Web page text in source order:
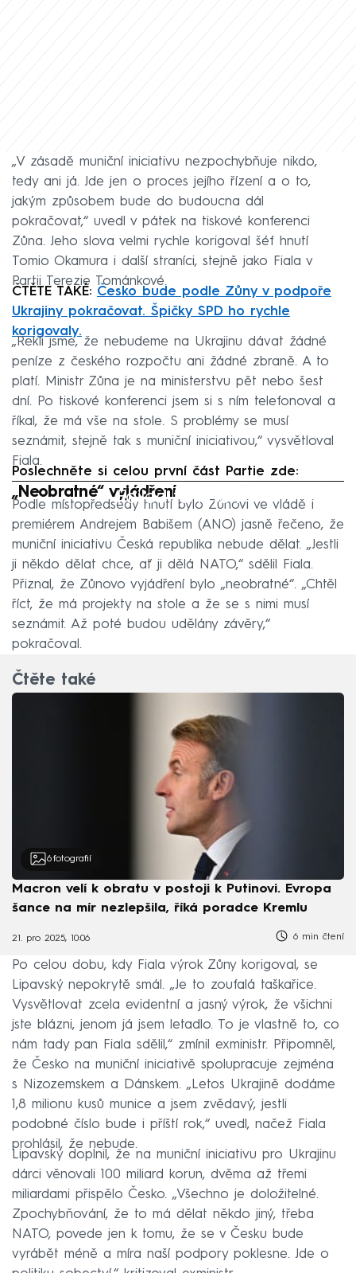
„V zásadě muniční iniciativu nezpochybňuje nikdo,
tedy ani já. Jde jen o proces jejího řízení a o to,
jakým způsobem bude do budoucna dál
pokračovat,“ uvedl v pátek na tiskové konferenci
Zůna. Jeho slova velmi rychle korigoval šéf hnutí
Tomio Okamura i další straníci, stejně jako Fiala v
Partii Terezie Tománkové.
ČTĚTE TAKÉ: Česko bude podle Zůny v podpoře
Ukrajiny pokračovat. Špičky SPD ho rychle
korigovaly.
„Řekli jsme, že nebudeme na Ukrajinu dávat žádné
peníze z českého rozpočtu ani žádné zbraně. A to
platí. Ministr Zůna je na ministerstvu pět nebo šest
dní. Po tiskové konferenci jsem si s ním telefonoval a
říkal, že má vše na stole. S problémy se musí
seznámit, stejně tak s muniční iniciativou,“ vysvětloval
Fiala.
Poslechněte si celou první část Partie zde:
Failed to fetch
„Neobratné“ vyjádření
Podle místopředsedy hnutí bylo Zůnovi ve vládě i
premiérem Andrejem Babišem (ANO) jasně řečeno, že
muniční iniciativu Česká republika nebude dělat. „Jestli
ji někdo dělat chce, ať ji dělá NATO,“ sdělil Fiala.
Přiznal, že Zůnovo vyjádření bylo „neobratné“. „Chtěl
říct, že má projekty na stole a že se s nimi musí
seznámit. Až poté budou udělány závěry,“
pokračoval.
Čtěte také
6 fotografií
Macron velí k obratu v postoji k Putinovi. Evropa
šance na mír nezlepšila, říká poradce Kremlu
21. pro 2025, 10:06 6 min čtení
Po celou dobu, kdy Fiala výrok Zůny korigoval, se
Lipavský nepokrytě smál. „Je to zoufalá taškařice.
Vysvětlovat zcela evidentní a jasný výrok, že všichni
jste blázni, jenom já jsem letadlo. To je vlastně to, co
nám tady pan Fiala sdělil,“ zmínil exministr. Připomněl,
že Česko na muniční iniciativě spolupracuje zejména
s Nizozemskem a Dánskem. „Letos Ukrajině dodáme
1,8 milionu kusů munice a jsem zvědavý, jestli
podobné číslo bude i příští rok,“ uvedl, načež Fiala
prohlásil, že nebude.
Lipavský doplnil, že na muniční iniciativu pro Ukrajinu
dárci věnovali 100 miliard korun, dvěma až třemi
miliardami přispělo Česko. „Všechno je doložitelné.
Zpochybňování, že to má dělat někdo jiný, třeba
NATO, povede jen k tomu, že se v Česku bude
vyrábět méně a míra naší podpory poklesne. Jde o